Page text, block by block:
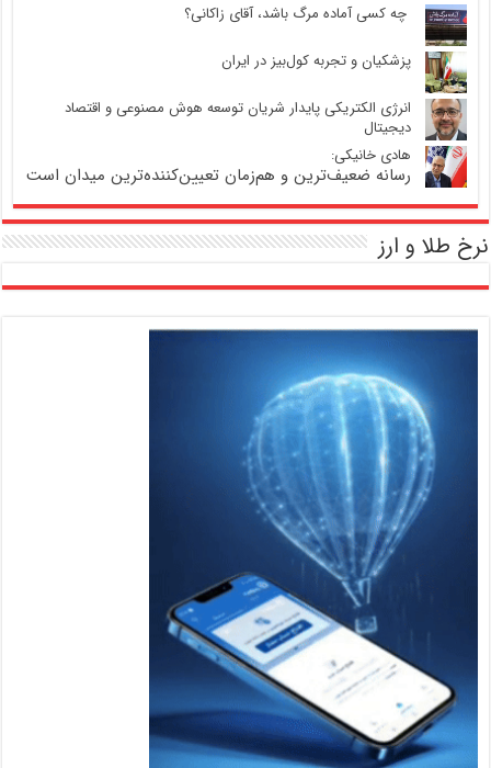
‍ چه کسی آماده مرگ باشد، آقای زاکانی؟
پزشکیان و تجربه کول‌بیز در ایران
انرژی الکتریکی پایدار شریان توسعه هوش مصنوعی و اقتصاد
دیجیتال
هادی خانیکی:
رسانه ضعیف‌ترین و هم‌زمان تعیین‌کننده‌ترین میدان است
نرخ طلا و ارز